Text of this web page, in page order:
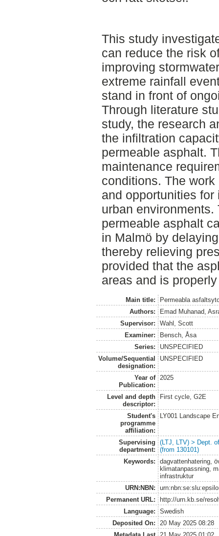
This study
can reduce the risk
improving
extreme rainfall
stand in front of
Through literature
study, the research
the infiltration
permeable asphalt.
maintenance
conditions. The
and opportunities
urban
permeable asphalt
in Malmö by
thereby relieving
provided that the
areas and is
Main title:
Permeabla
Authors:
Emad Muhanad,
Supervisor:
Wahl, Scott
Examiner:
Bensch, Åsa
Series:
UNSPECIFIED
Volume/Sequential
designation:
UNSPECIFIED
Year of
Publication:
2025
Level and depth
descriptor:
First cycle, G2E
Student's
programme
affiliation:
LY001 Landscape
Supervising
department:
(LTJ, LTV) > Dept.
(from 130101)
Keywords:
dagvattenhatering,
klimatanpassning,
infrastruktur
URN:NBN:
Permanent URL:
http://urn.kb.se/
Language:
Swedish
Deposited On:
20 May 2025 08:28